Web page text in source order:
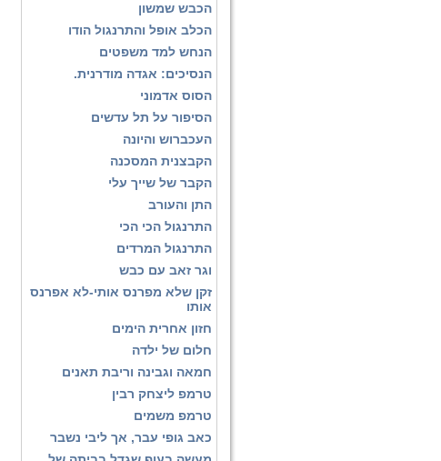
הכבש שמשון
הכלב אופל והתרנגול הודו
הנחש למד משפטים
הנסיכים: אגדה מודרנית.
הסוס אדמוני
הסיפור על תל עדשים
העכברוש והיונה
הקבצנית המסכנה
הקבר של שייך עלי
התן והעורב
התרנגול הכי הכי
התרנגול המרדים
וגר זאב עם כבש
זקן שלא מפרנס אותי-לא אפרנס
אותו
חזון אחרית הימים
חלום של ילדה
חמאה וגבינה וריבת תאנים
טרמפ ליצחק רבין
טרמפ משמים
כאב גופי עבר, אך ליבי נשבר